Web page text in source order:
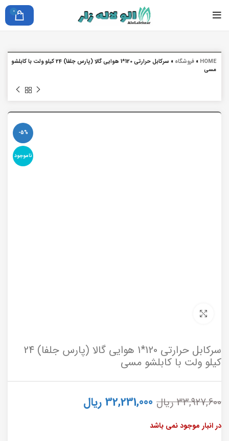
0
HOME
» فروشگاه »
سرکابل حرارتی 120*1 هوایی گالا (پارس جلفا) 24 کیلو ولت با کابلشو
مسی
-5%
ناموجود
سرکابل حرارتی 120*1 هوایی گالا (پارس جلفا) 24
کیلو ولت با کابلشو مسی
33,927,600 ریال 32,231,000 ریال
در انبار موجود نمی باشد